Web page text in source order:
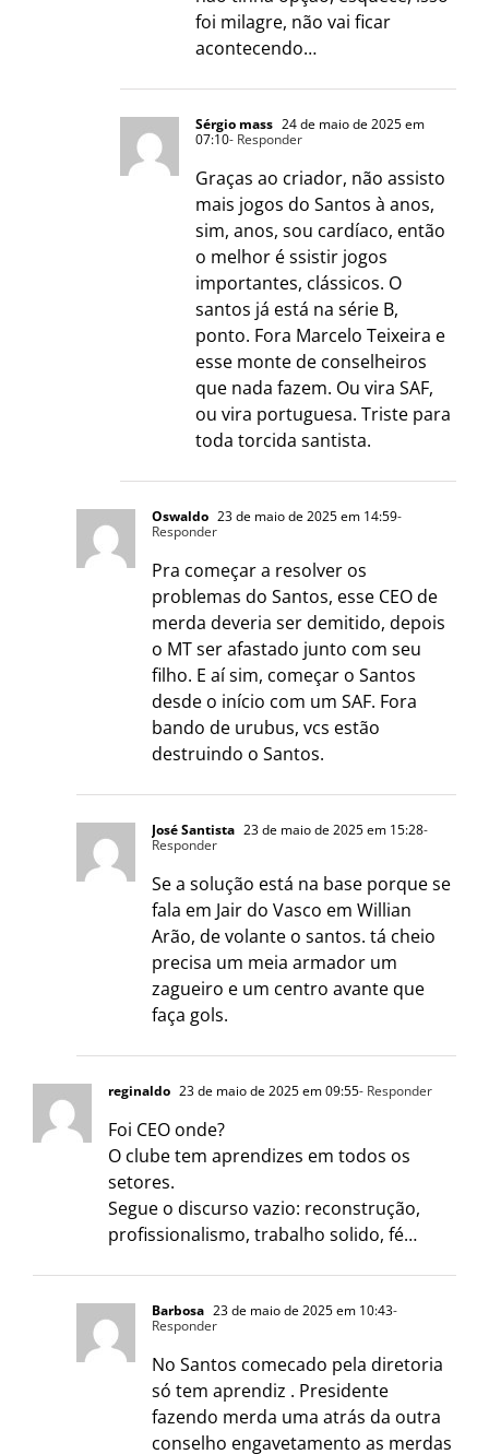
foi milagre, não vai ficar
acontecendo…
Sérgio mass 24 de maio de 2025 em
07:10- Responder
Graças ao criador, não assisto
mais jogos do Santos à anos,
sim, anos, sou cardíaco, então
o melhor é ssistir jogos
importantes, clássicos. O
santos já está na série B,
ponto. Fora Marcelo Teixeira e
esse monte de conselheiros
que nada fazem. Ou vira SAF,
ou vira portuguesa. Triste para
toda torcida santista.
Oswaldo 23 de maio de 2025 em 14:59-
Responder
Pra começar a resolver os
problemas do Santos, esse CEO de
merda deveria ser demitido, depois
o MT ser afastado junto com seu
filho. E aí sim, começar o Santos
desde o início com um SAF. Fora
bando de urubus, vcs estão
destruindo o Santos.
José Santista 23 de maio de 2025 em 15:28-
Responder
Se a solução está na base porque se
fala em Jair do Vasco em Willian
Arão, de volante o santos. tá cheio
precisa um meia armador um
zagueiro e um centro avante que
faça gols.
reginaldo 23 de maio de 2025 em 09:55- Responder
Foi CEO onde?
O clube tem aprendizes em todos os
setores.
Segue o discurso vazio: reconstrução,
profissionalismo, trabalho solido, fé…
Barbosa 23 de maio de 2025 em 10:43-
Responder
No Santos comecado pela diretoria
só tem aprendiz . Presidente
fazendo merda uma atrás da outra
conselho engavetamento as merdas